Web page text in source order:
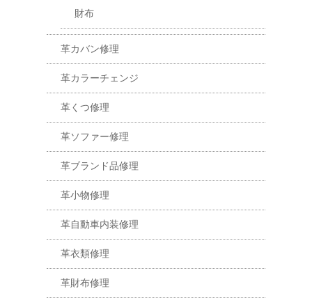
財布
革カバン修理
革カラーチェンジ
革くつ修理
革ソファー修理
革ブランド品修理
革小物修理
革自動車内装修理
革衣類修理
革財布修理